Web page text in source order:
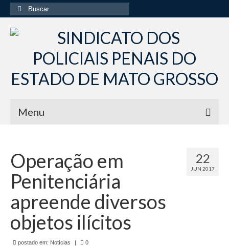
Buscar
por:
Menu
Institucional
Diretoria Sindsppen
Histórico do Sindsppen
Histórico do Sistema Penitenciário do Estado
de Mato Grosso
22
JUN 2017
Operação em
Penitenciária
apreende diversos
objetos ilícitos
postado em: Notícias | 0